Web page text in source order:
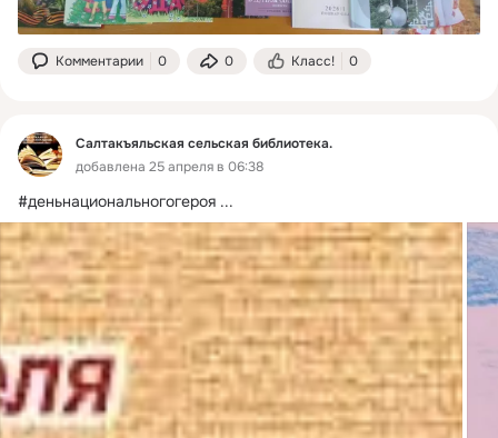
Комментарии 0 0 Класс! 0
Салтакъяльская сельская библиотека.
добавлена 25 апреля в 06:38
#деньнациональногогероя ...